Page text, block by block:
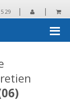
29 | |